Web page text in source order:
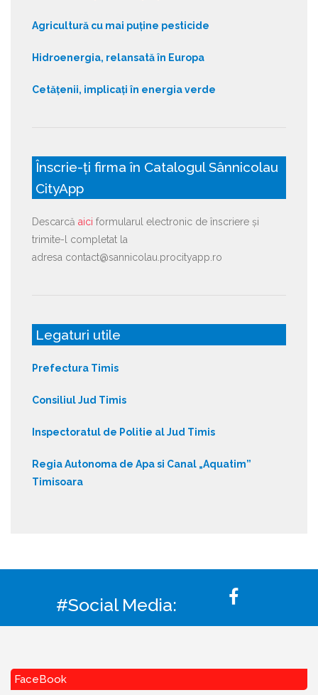
Agricultură cu mai puține pesticide
Hidroenergia, relansată în Europa
Cetățenii, implicați în energia verde
Înscrie-ți firma în Catalogul Sânnicolau
CityApp
Descarcă aici formularul electronic de înscriere și
trimite-l completat la
adresa contact@sannicolau.procityapp.ro
Legaturi utile
Prefectura Timis
Consiliul Jud Timis
Inspectoratul de Politie al Jud Timis
Regia Autonoma de Apa si Canal „Aquatim”
Timisoara
#Social Media:
FaceBook